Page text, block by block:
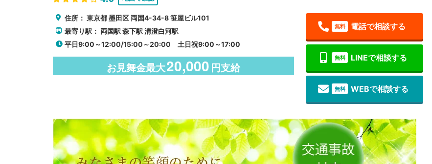
住所： 東京都墨田区 両国4-34-8 笹屋ビル101
最寄り駅： 両国駅 森下駅 清澄白河駅
平日9:00～12:00/15:00～20:00 土日祝9:00～17:00
お見舞金最大20,000 円支給
無料 電話で相談する
無料 LINEで相談する
無料 WEBで相談する